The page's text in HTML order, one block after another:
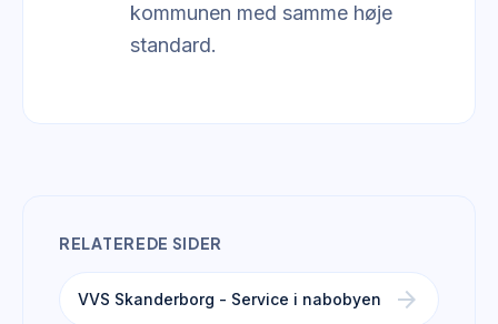
kommunen med samme høje
standard.
RELATEREDE SIDER
VVS Skanderborg - Service i nabobyen arrow_forward